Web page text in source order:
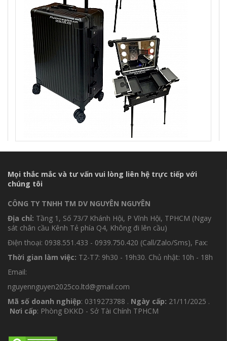
Mọi thắc mắc và tư vấn vui lòng liên hệ trực tiếp với
chúng tôi
CÔNG TY TNHH TM DV NGUYÊN NGUYÊN
Địa chỉ: Tầng 1, Số 73/7 Khánh Hội, P Vĩnh Hội, TPHCM (Ngay
sát chân cầu Kênh Tẻ phía Q4, Không đi lên cầu)
Điện thoại: 0938.551.433 - 0939.750.420 (Call/Zalo/Sms), Fax:
Thời gian làm việc: T2-T7: 9h30 - 19h30. Chủ nhật: 10h - 18h
Email:
nguyennguyen2025co.ltd@gmail.com
Mã số doanh nghiệp: 0319273788 . Ngày cấp: 21/11/2025 .
Nơi cấp: Phòng ĐKKD - Sở Tài Chính TPHCM